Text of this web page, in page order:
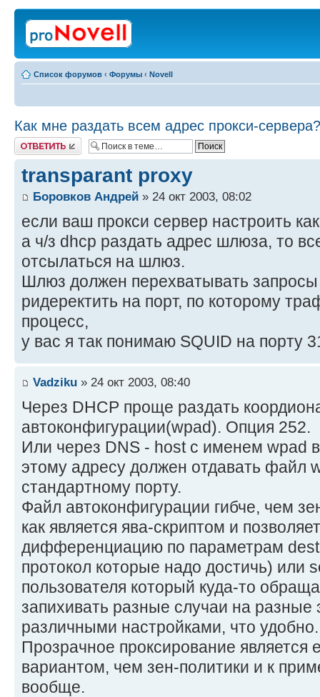
Список форумов ‹ Форумы ‹ Novell
Как мне раздать всем адрес прокси-сервера?
Ответить
transparant proxy
Боровков Андрей » 24 окт 2003, 08:02
если ваш прокси сервер настроить
а ч/з dhcp раздать адрес шлюза, то
отсылаться на шлюз.
Шлюз должен перехватывать
ридеректить на порт, по которому
процесс,
у вас я так понимаю SQUID на порту
Vadziku » 24 окт 2003, 08:40
Через DHCP проще раздать
автоконфигурации(wpad). Опция 252.
Или через DNS - host с именем wpad
этому адресу должен отдавать файл
стандартному порту.
Файл автоконфигурации гибче, чем
как является ява-скриптом и
дифференциацию по параметрам
протокол которые надо достичь) или
пользователя который куда-то
запихивать разные случаи на разные
различными настройками, что удобно.
Прозрачное проксирование
вариантом, чем зен-политики и к
вообще.